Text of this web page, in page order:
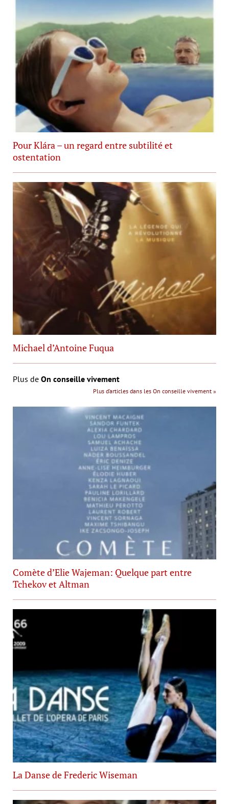
Pour Klára – un regard entre subtilité et
ostentation
Michael d’Antoine Fuqua
Plus de On conseille vivement
Plus d’articles dans les On conseille vivement »
Comète d’Elie Wajeman: Quelque part entre
Tchekov et Altman
La Danse de Frederic Wiseman